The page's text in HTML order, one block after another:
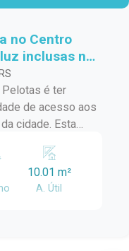
no Centro
inclusas no
Pelotas é ter
de acesso aos
cidade. Esta
quem busca uma
e com
para o dia a
10.01 m²
A. Útil